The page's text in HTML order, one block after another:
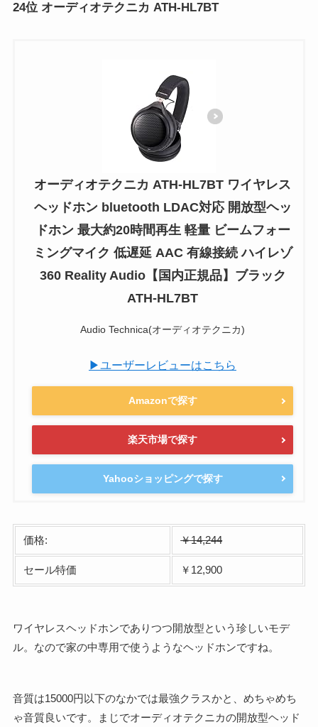
24位 オーディオテクニカ ATH-HL7BT
オーディオテクニカ ATH-HL7BT ワイヤレス
ヘッドホン bluetooth LDAC対応 開放型ヘッ
ドホン 最大約20時間再生 軽量 ビームフォー
ミングマイク 低遅延 AAC 有線接続 ハイレゾ
360 Reality Audio【国内正規品】ブラック
ATH-HL7BT
Audio Technica(オーディオテクニカ)
▶ユーザーレビューはこちら
Amazonで探す
楽天市場で探す
Yahooショッピングで探す
価格: ￥14,244
セール特価 ￥12,900
ワイヤレスヘッドホンでありつつ開放型という珍しいモデ
ル。なので家の中専用で使うようなヘッドホンですね。
音質は15000円以下のなかでは最強クラスかと、めちゃめち
ゃ音質良いです。まじでオーディオテクニカの開放型ヘッド